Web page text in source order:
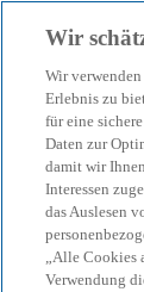
menu search
Wir
Wir
Erlebnis zu
für eine
Daten zur
damit wir
Interessen
das Auslesen
„Alle Cookies
Verwendung